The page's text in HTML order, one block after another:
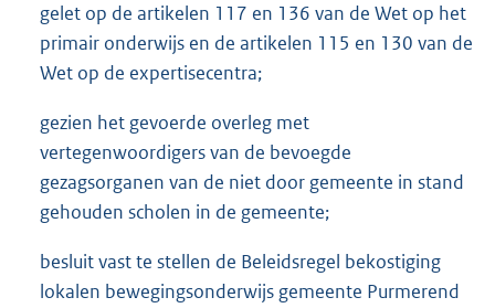
gelet op de artikelen 117 en 136 van de Wet op het
primair onderwijs en de artikelen 115 en 130 van de
Wet op de expertisecentra;
gezien het gevoerde overleg met
vertegenwoordigers van de bevoegde
gezagsorganen van de niet door gemeente in stand
gehouden scholen in de gemeente;
besluit vast te stellen de Beleidsregel bekostiging
lokalen bewegingsonderwijs gemeente Purmerend